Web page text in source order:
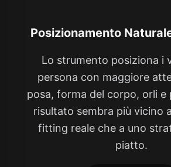
Posizionamento
Lo strumento posiziona i
persona con maggiore
posa, forma del corpo, orli e
risultato sembra più vicino
fitting reale che a uno
piatto.